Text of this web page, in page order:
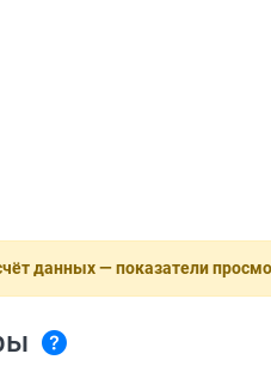
данных — показатели